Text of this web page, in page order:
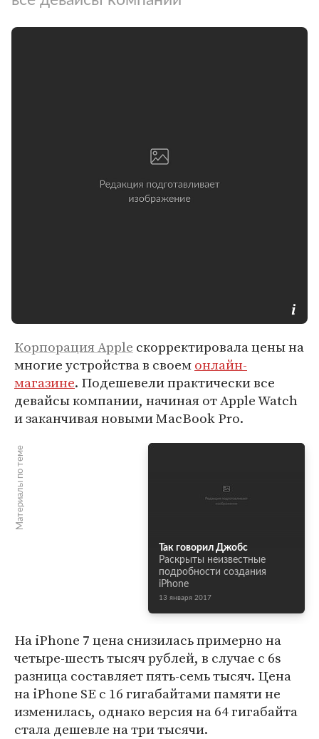
Корпорация Apple скорректировала цены на
многие устройства в своемонлайн-
магазине. Подешевели практически все
девайсы компании, начиная от Apple Watch
и заканчивая новыми MacBook Pro.
Материалы по теме
Так говорил Джобс
Раскрыты неизвестные
подробности создания
iPhone
13 января 2017
На iPhone 7 цена снизилась примерно на
четыре-шесть тысяч рублей, в случае с 6s
разница составляет пять-семь тысяч. Цена
на iPhone SE с 16 гигабайтами памяти не
изменилась, однако версия на 64 гигабайта
стала дешевле на три тысячи.